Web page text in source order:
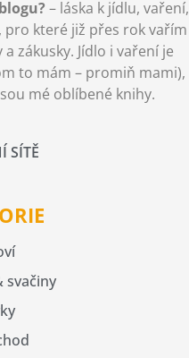
– láska k jídlu, vaření,
pro které již přes rok vařím
zákusky. Jídlo i vaření je
to mám – promiň mami),
mé oblíbené knihy.
SÍTĚ
svačiny